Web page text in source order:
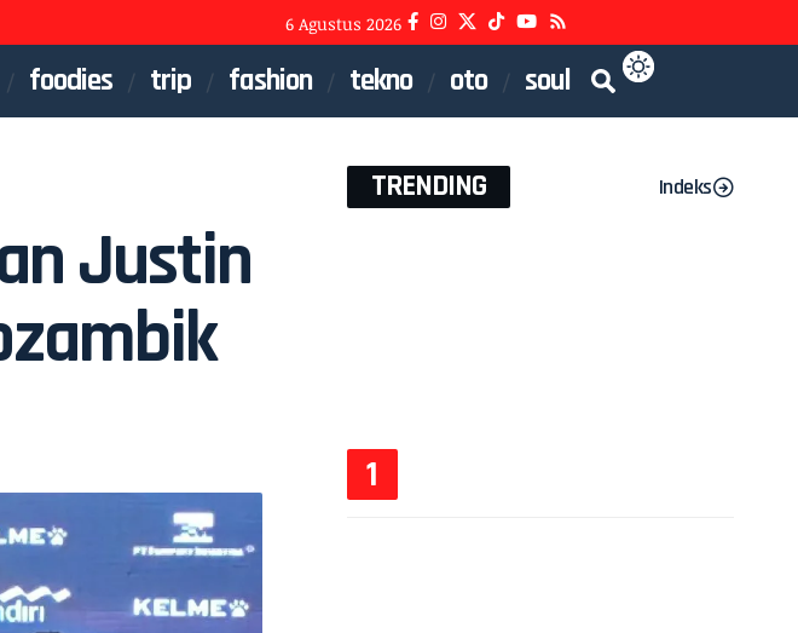
6 Agustus 2026
foodies trip fashion tekno oto soul
Justin
TRENDING Indeks